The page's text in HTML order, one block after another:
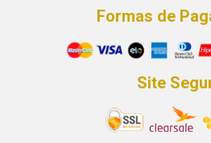
Formas de
Site